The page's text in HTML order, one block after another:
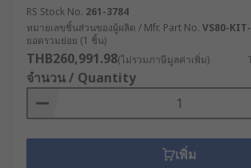
หรือ 4K เพื่อให้ได้ภาพที่คมชัดที่สุด
เลือกความยาวของสายที่เหมาะสมกับ
งาน เช่น 3-5 เมตร สำหรับงานทั่วไป
เมตรขึ้นไป สำหรับงานอุตสาหกรรม
ควรเลือกกล้องที่มีไฟ LED และระบบไ
คุณภาพสูง สามารถปรับระดับความส
ช่วยตรวจสอบในพื้นที่ที่มีแสงน้อย
หากต้องใช้งานในท่อหรือพื้นที่ที่มีน้ำ ค
RS Stock No. 261-3784
หมายเลขชิ้นส่วนของผู้ผลิต / Mfr. Part No. VS80-
ยอดรวมย่อย (1 ชิ้น)
THB260,991.98(ไม่รวมภาษีมูลค่าเพิ่ม)
จำนวน / Quantity
เพิ่ม